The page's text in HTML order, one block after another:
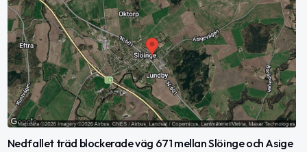
Nedfallet träd blockerade väg 671 mellan Slöinge och Asige